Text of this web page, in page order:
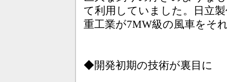
て利用していました。日立
重工業が7MW級の風車をそ
◆開発初期の技術が裏目に